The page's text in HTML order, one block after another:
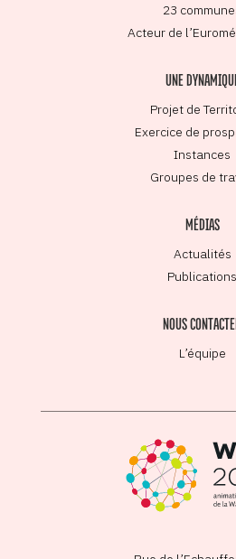
23
Acteur de
UNE
Projet de
Exercice de
Instances
Groupes de
MÉDIAS
Actualités
Publications
NOUS
L’équipe